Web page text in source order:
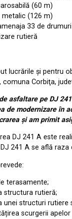
(60 m)
metalic (126 m)
33 de
rutieră
lucrările și pentru
comuna Corbiţa,
asfaltare pe DJ
de modernizare în
și am primit
DJ 241 A este
241 A se află
terasamente;
structura rutieră;
unei structuri rutiere
scurgerii